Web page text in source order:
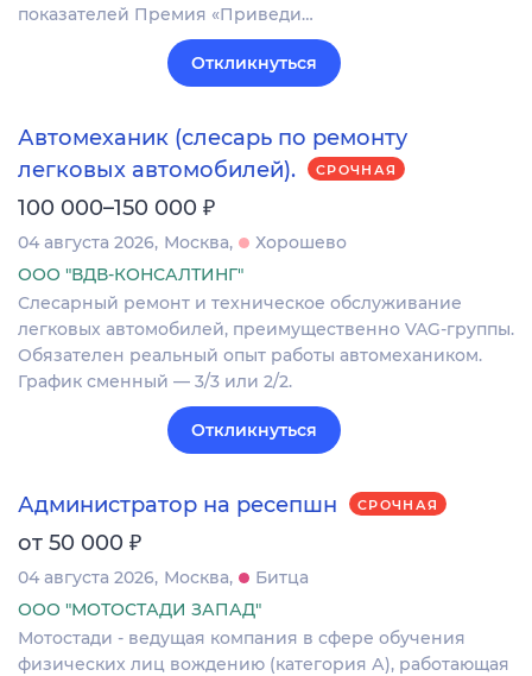
пoкaзатeлeй Пpeмия «Пpиведи…
Откликнуться
Автомеханик (слесарь по ремонту
легковых автомобилей).
СРОЧНАЯ
100 000–150 000 ₽
04 августа 2026 Москва
Хорошево
ООО "ВДВ-КОНСАЛТИНГ"
Слесарный ремонт и техническое обслуживание
легковых автомобилей, преимущественно VAG-группы.
Обязателен реальный опыт работы автомехаником.
График сменный — 3/3 или 2/2.
Откликнуться
Администратор на ресепшн СРОЧНАЯ
от 50 000 ₽
04 августа 2026 Москва
Битца
ООО "МОТОСТАДИ ЗАПАД"
Мотостади - ведущая компания в сфере обучения
физических лиц вождению (категория А), работающая